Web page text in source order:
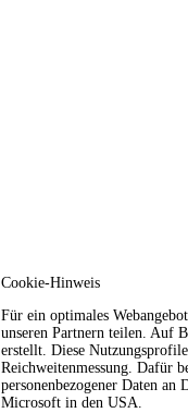
Cookie-Hinweis
Für ein optimales
unseren Partnern teilen. Auf
erstellt. Diese
Reichweitenmessung. Dafür
personenbezogener Daten
Microsoft in den USA.